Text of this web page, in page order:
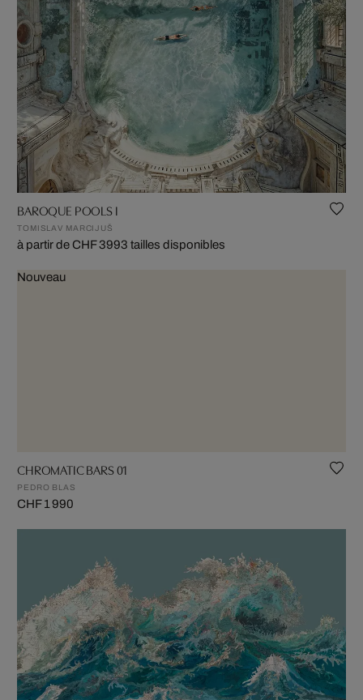
BAROQUE POOLS I
TOMISLAV MARCIJUŠ
à partir de CHF 3993 tailles disponibles
Nouveau
CHROMATIC BARS 01
PEDRO BLAS
CHF 1 990